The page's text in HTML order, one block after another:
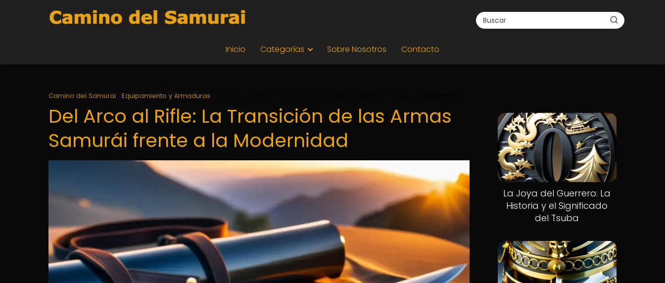
Inicio Categorías Sobre Nosotros Contacto
Camino del Samurai Equipamiento y Armaduras
Del Arco al Rifle: La Transición de las Armas
Samurái frente a la Modernidad
La Joya del Guerrero: La
Historia y el Significado
del Tsuba